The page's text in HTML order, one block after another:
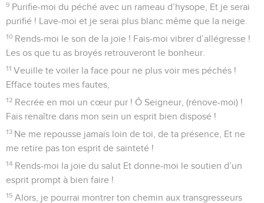
9 Purifie-moi du péché avec un rameau d’hysope, Et je serai
purifié ! Lave-moi et je serai plus blanc même que la neige.
10 Rends-moi le son de la joie ! Fais-moi vibrer d’allégresse !
Les os que tu as broyés retrouveront le bonheur.
11 Veuille te voiler la face pour ne plus voir mes péchés !
Efface toutes mes fautes,
12 Recrée en moi un cœur pur ! Ô Seigneur, (rénove-moi) !
Fais renaître dans mon sein un esprit bien disposé !
13 Ne me repousse jamais loin de toi, de ta présence, Et ne
me retire pas ton esprit de sainteté !
14 Rends-moi la joie du salut Et donne-moi le soutien d’un
esprit prompt à bien faire !
15 Alors, je pourrai montrer ton chemin aux transgresseurs